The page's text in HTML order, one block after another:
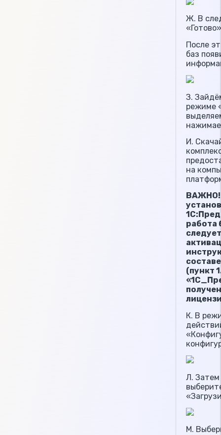
Ж. В
После
баз
З.
режиме
И.
на
ВАЖНО!
работа
(пункт
К. В
Л. Затем
М.